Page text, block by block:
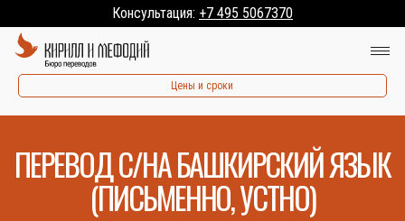
Консультация: +7 495 5067370
Цены и сроки
ПЕРЕВОД С/НА БАШКИРСКИЙ ЯЗЫК
(ПИСЬМЕННО, УСТНО)